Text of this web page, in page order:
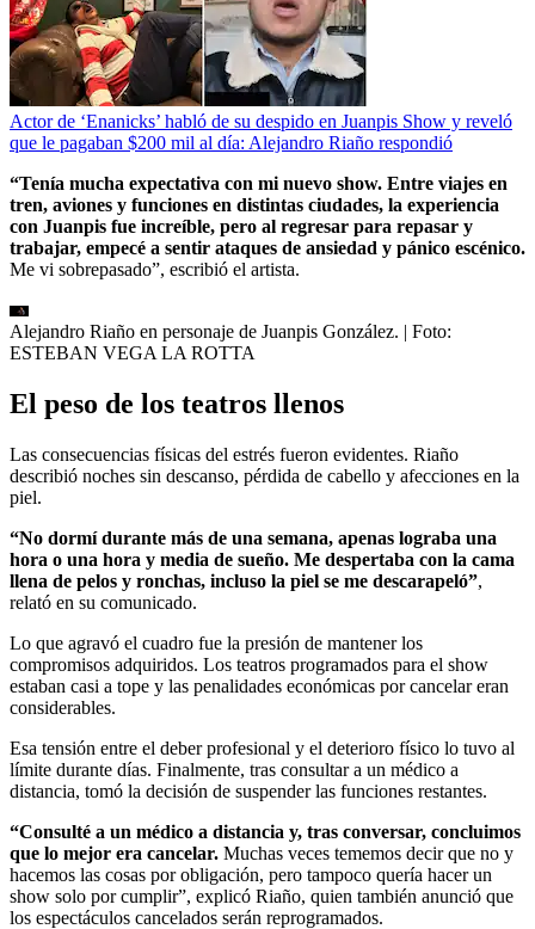
Actor de ‘Enanicks’ habló de su despido en Juanpis Show y reveló
que le pagaban $200 mil al día: Alejandro Riaño respondió
“Tenía mucha expectativa con mi nuevo show. Entre viajes en
tren, aviones y funciones en distintas ciudades, la experiencia
con Juanpis fue increíble, pero al regresar para repasar y
trabajar, empecé a sentir ataques de ansiedad y pánico escénico.
Me vi sobrepasado”, escribió el artista.
Alejandro Riaño en personaje de Juanpis González. | Foto:
ESTEBAN VEGA LA ROTTA
El peso de los teatros llenos
Las consecuencias físicas del estrés fueron evidentes. Riaño
describió noches sin descanso, pérdida de cabello y afecciones en la
piel.
“No dormí durante más de una semana, apenas lograba una
hora o una hora y media de sueño. Me despertaba con la cama
llena de pelos y ronchas, incluso la piel se me descarapeló”,
relató en su comunicado.
Lo que agravó el cuadro fue la presión de mantener los
compromisos adquiridos. Los teatros programados para el show
estaban casi a tope y las penalidades económicas por cancelar eran
considerables.
Esa tensión entre el deber profesional y el deterioro físico lo tuvo al
límite durante días. Finalmente, tras consultar a un médico a
distancia, tomó la decisión de suspender las funciones restantes.
“Consulté a un médico a distancia y, tras conversar, concluimos
que lo mejor era cancelar. Muchas veces tememos decir que no y
hacemos las cosas por obligación, pero tampoco quería hacer un
show solo por cumplir”, explicó Riaño, quien también anunció que
los espectáculos cancelados serán reprogramados.